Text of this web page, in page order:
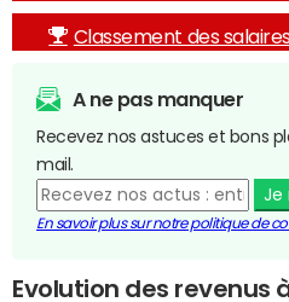
Classement des
A ne pas manquer
Recevez nos astuces et bons
mail.
Je
En savoir plus sur notre politique de
Evolution des revenus